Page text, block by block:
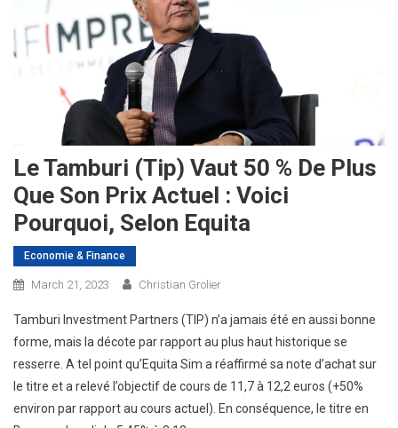
Le Tamburi (Tip) Vaut 50 % De Plus
Que Son Prix Actuel : Voici
Pourquoi, Selon Equita
Economie & Finance
March 21, 2023 Christian Grolier
Tamburi Investment Partners (TIP) n’a jamais été en aussi bonne
forme, mais la décote par rapport au plus haut historique se
resserre. A tel point qu’Equita Sim a réaffirmé sa note d’achat sur
le titre et a relevé l’objectif de cours de 11,7 à 12,2 euros (+50%
environ par rapport au cours actuel). En conséquence, le titre en